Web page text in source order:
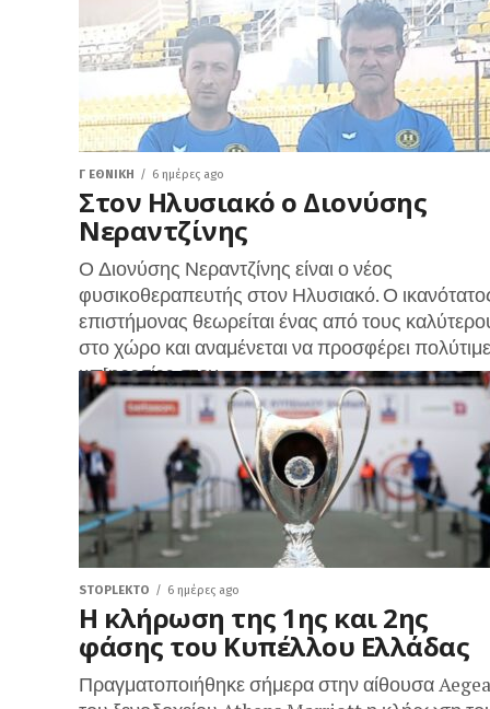
Γ ΕΘΝΙΚΉ 6 ημέρες ago
Στον Ηλυσιακό ο Διονύσης
Νεραντζίνης
Ο Διονύσης Νεραντζίνης είναι ο νέος
φυσικοθεραπευτής στον Ηλυσιακό. Ο
επιστήμονας θεωρείται ένας από τους
στο χώρο και αναμένεται να προσφέρει
υπ[ηρεσίες στον...
STOPLEKTO 6 ημέρες ago
Η κλήρωση της 1ης και 2ης
φάσης του Κυπέλλου Ελλάδας
Πραγματοποιήθηκε σήμερα στην αίθουσα